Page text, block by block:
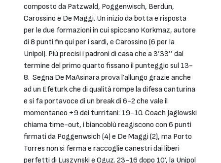
composto da Patzwald, Poggenwisch, Berdun,
Carossino e De Maggi. Un inizio da botta e risposta
per le due formazioni in cui spiccano Korkmaz, autore
di 8 punti fin qui per i sardi, e Carossino (6 per la
Unipol). Più precisi i padroni di casa che a 3’33’’ dal
termine del primo quarto fissano il punteggio sul 13-
8. Segna De MaAsinara prova l’allungo grazie anche
ad un Efeturk che di qualità rompe la difesa canturina
e si fa portavoce di un break di 6-2 che vale il
momentaneo +9 dei turritani: 19-10. Coach Jaglowski
chiama time-out, i biancoblù reagiscono con 6 punti
firmati da Poggenwsich (4) e De Maggi (2), ma Porto
Torres non si ferma e raccoglie canestri dai liberi
perfetti di Luszynski e Oguz. 23-16 dopo 10’, la Unipol